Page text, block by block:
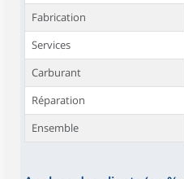
Fabrication
Services
Carburant
Réparation
Ensemble